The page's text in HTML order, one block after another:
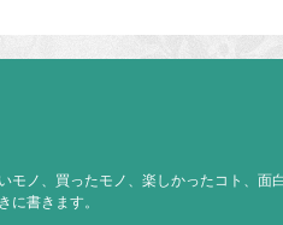
モノ、買ったモノ、楽しかったコト、面
に書きます。